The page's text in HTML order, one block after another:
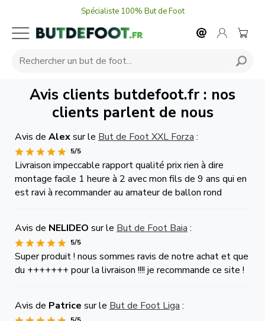
Spécialiste 100% But de Foot
Avis clients butdefoot.fr : nos
clients parlent de nous
Avis de Alexsur le But de Foot XXL Forza :
5/5
Livraison impeccable rapport qualité prix rien à dire
montage facile 1 heure à 2 avec mon fils de 9 ans qui en
est ravi à recommander au amateur de ballon rond
Avis de NELIDEO sur le But de Foot Baia :
5/5
Super produit ! nous sommes ravis de notre achat et que
du +++++++ pour la livraison !!!! je recommande ce site !
Avis de Patrice sur le But de Foot Liga :